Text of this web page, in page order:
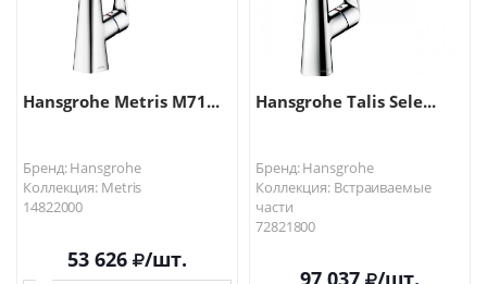
Hansgrohe Metris M71...
Бренд: Hansgrohe
Коллекция: Metris
14822000
53 626 /шт.
Hansgrohe Talis Sele...
Бренд: Hansgrohe
Коллекция: Встраиваемые
части
72821800
97 037 /шт.